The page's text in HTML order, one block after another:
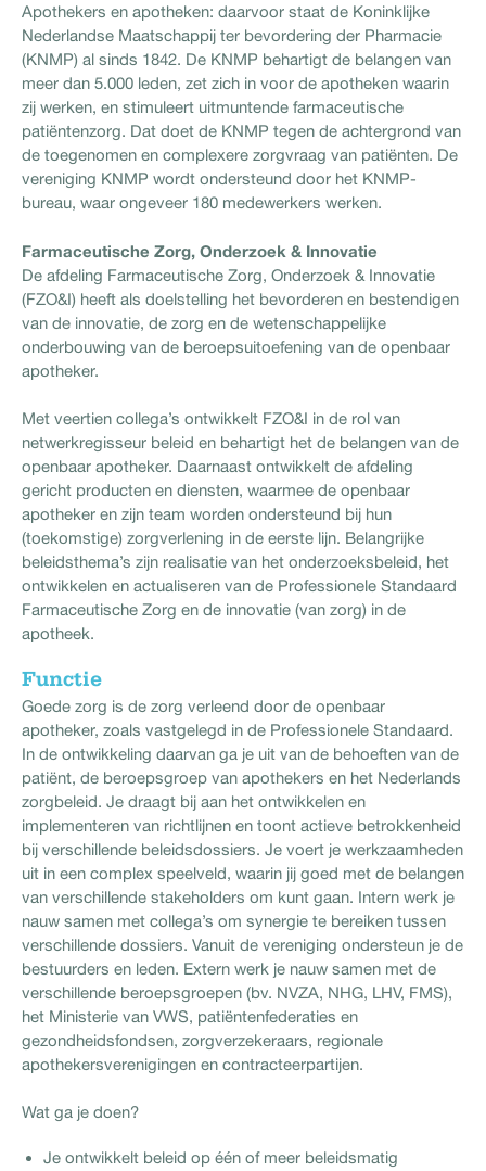
Apothekers en apotheken: daarvoor staat de Koninklijke
Nederlandse Maatschappij ter bevordering der Pharmacie
(KNMP) al sinds 1842. De KNMP behartigt de belangen van
meer dan 5.000 leden, zet zich in voor de apotheken waarin
zij werken, en stimuleert uitmuntende farmaceutische
patiëntenzorg. Dat doet de KNMP tegen de achtergrond van
de toegenomen en complexere zorgvraag van patiënten. De
vereniging KNMP wordt ondersteund door het KNMP-
bureau, waar ongeveer 180 medewerkers werken.
Farmaceutische Zorg, Onderzoek & Innovatie
De afdeling Farmaceutische Zorg, Onderzoek & Innovatie
(FZO&I) heeft als doelstelling het bevorderen en bestendigen
van de innovatie, de zorg en de wetenschappelijke
onderbouwing van de beroepsuitoefening van de openbaar
apotheker.
Met veertien collega’s ontwikkelt FZO&I in de rol van
netwerkregisseur beleid en behartigt het de belangen van de
openbaar apotheker. Daarnaast ontwikkelt de afdeling
gericht producten en diensten, waarmee de openbaar
apotheker en zijn team worden ondersteund bij hun
(toekomstige) zorgverlening in de eerste lijn. Belangrijke
beleidsthema’s zijn realisatie van het onderzoeksbeleid, het
ontwikkelen en actualiseren van de Professionele Standaard
Farmaceutische Zorg en de innovatie (van zorg) in de
apotheek.
Functie
Goede zorg is de zorg verleend door de openbaar
apotheker, zoals vastgelegd in de Professionele Standaard.
In de ontwikkeling daarvan ga je uit van de behoeften van de
patiënt, de beroepsgroep van apothekers en het Nederlands
zorgbeleid. Je draagt bij aan het ontwikkelen en
implementeren van richtlijnen en toont actieve betrokkenheid
bij verschillende beleidsdossiers. Je voert je werkzaamheden
uit in een complex speelveld, waarin jij goed met de belangen
van verschillende stakeholders om kunt gaan. Intern werk je
nauw samen met collega’s om synergie te bereiken tussen
verschillende dossiers. Vanuit de vereniging ondersteun je de
bestuurders en leden. Extern werk je nauw samen met de
verschillende beroepsgroepen (bv. NVZA, NHG, LHV, FMS),
het Ministerie van VWS, patiëntenfederaties en
gezondheidsfondsen, zorgverzekeraars, regionale
apothekersverenigingen en contracteerpartijen.
Wat ga je doen?
Je ontwikkelt beleid op één of meer beleidsmatig